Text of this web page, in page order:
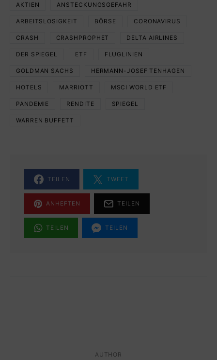
AKTIEN ANSTECKUNGSGEFAHR
ARBEITSLOSIGKEIT BÖRSE CORONAVIRUS
CRASH CRASHPROPHET DELTA AIRLINES
DER SPIEGEL ETF FLUGLINIEN
GOLDMAN SACHS HERMANN-JOSEF TENHAGEN
HOTELS MARRIOTT MSCI WORLD ETF
PANDEMIE RENDITE SPIEGEL
WARREN BUFFETT
TEILEN TWEET
ANHEFTEN TEILEN
TEILEN TEILEN
AUTHOR